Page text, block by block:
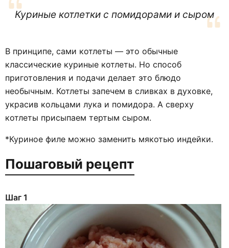
Куриные котлетки с помидорами и сыром
В принципе, сами котлеты — это обычные
классические куриные котлеты. Но способ
приготовления и подачи делает это блюдо
необычным. Котлеты запечем в сливках в духовке,
украсив кольцами лука и помидора. А сверху
котлеты присыпаем тертым сыром.
*Куриное филе можно заменить мякотью индейки.
Пошаговый рецепт
Шаг 1